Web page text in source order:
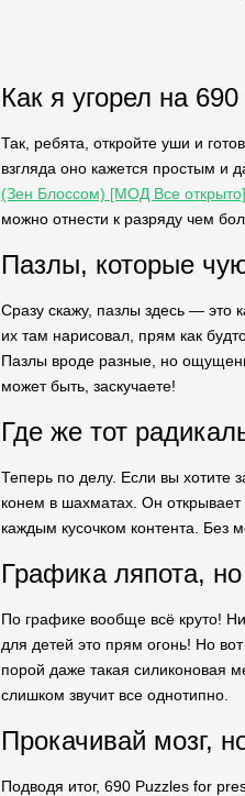
Как я угорел на
Так, ребята, откройте уши и
взгляда оно кажется простым и
(Зен Блоссом) [МОД Все открыто]
можно отнести к разряду чем
Пазлы, которые
Сразу скажу, пазлы здесь — это
их там нарисовал, прям как
Пазлы вроде разные, но
может быть, заскучаете!
Где же тот
Теперь по делу. Если вы хотите
конем в шахматах. Он открывает
каждым кусочком контента. Без
Графика ляпота, но
По графике вообще всё круто!
для детей это прям огонь! Но
порой даже такая силиконовая
слишком звучит все однотипно.
Прокачивай мозг,
Подводя итог, 690 Puzzles for